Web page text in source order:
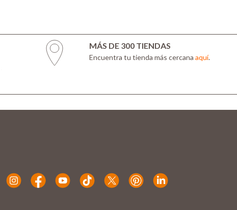
MÁS DE 300 TIENDAS
Encuentra tu tienda más cercana aquí.